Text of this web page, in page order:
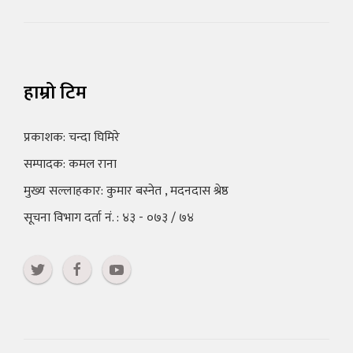
हाम्रो टिम
प्रकाशक: चन्दा घिमिरे
सम्पादक: कमल राना
मुख्य सल्लाहकार: कुमार बस्नेत , मदनदास श्रेष्ठ
सूचना विभाग दर्ता नं. : ४३ - ०७३ / ७४